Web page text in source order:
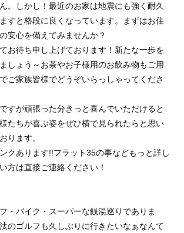
。しかし！最近のお家は地震にも強く耐久
すと格段に良くなっています。まずはお住
安心を備えてみませんか？
お待ち申し上げております！新たな一歩を
しょう～お茶やお子様用のお飲み物もご用
ご家族皆様でどうぞいらっしゃってくださ
すが頑張った分きっと喜んでいただけると
たちが喜ぶ姿をぜひ横で見られたらと思い
ります。
クあります!!フラット35の事などもっと詳し
方は直接ご連絡ください！
・バイク・スーパーな銭湯巡りでありま
のゴルフも久しぶりに行きたいなぁなんて